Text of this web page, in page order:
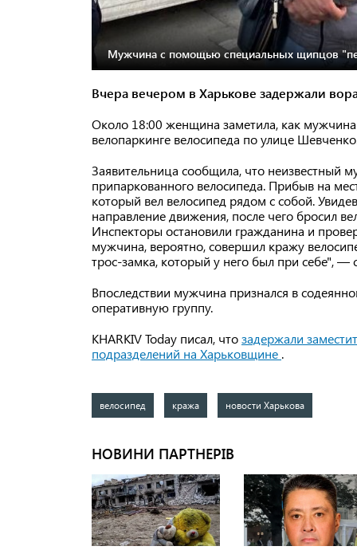
Мужчина с помощью специальных щипцов
Вчера вечером в Харькове задержали
Около 18:00 женщина заметила, как мужчина
велопаркинге велосипеда по улице
Заявительница сообщила, что неизвестный
припаркованного велосипеда. Прибыв на
который вел велосипед рядом с собой.
направление движения, после чего бросил
Инспекторы остановили гражданина и
мужчина, вероятно, совершил кражу
трос-замка, который у него был при себе", —
Впоследствии мужчина признался в
оперативную группу.
KHARKIV Today писал, чтозадержали
подразделений на Харьковщине .
велосипед кража новости Харькова